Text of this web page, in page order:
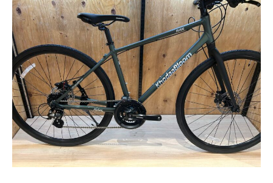
サービスのご案内
サービス全般
修理・メンテナンス工賃
盗難保証
SpotMateログイン